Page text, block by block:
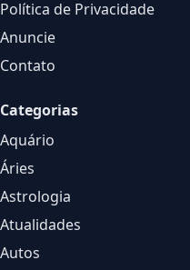
Política de Privacidade
Anuncie
Contato
Categorias
Aquário
Áries
Astrologia
Atualidades
Autos